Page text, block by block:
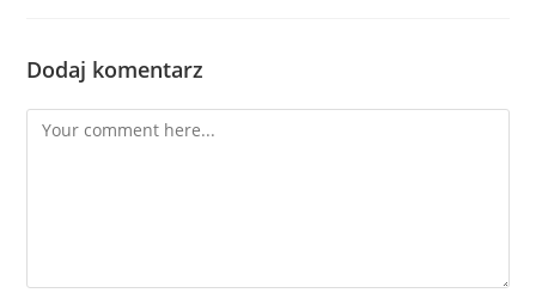
Dodaj komentarz
Comment